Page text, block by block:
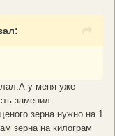
у меня уже
заменил
зерна нужно на 1
зерна на килограм